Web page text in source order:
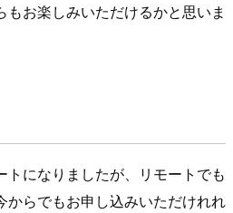
お楽しみいただけるかと思いま
トになりましたが、リモートでも
からでもお申し込みいただけれれ